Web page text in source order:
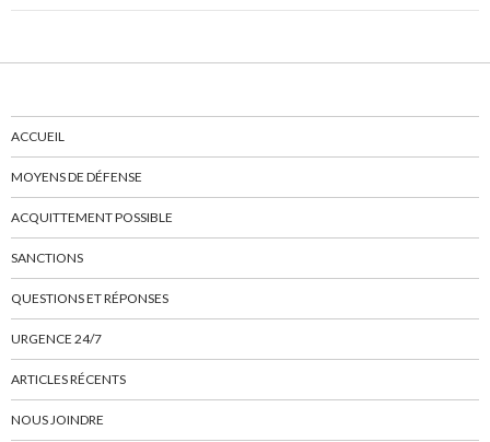
ACCUEIL
MOYENS DE DÉFENSE
ACQUITTEMENT POSSIBLE
SANCTIONS
QUESTIONS ET RÉPONSES
URGENCE 24/7
ARTICLES RÉCENTS
NOUS JOINDRE